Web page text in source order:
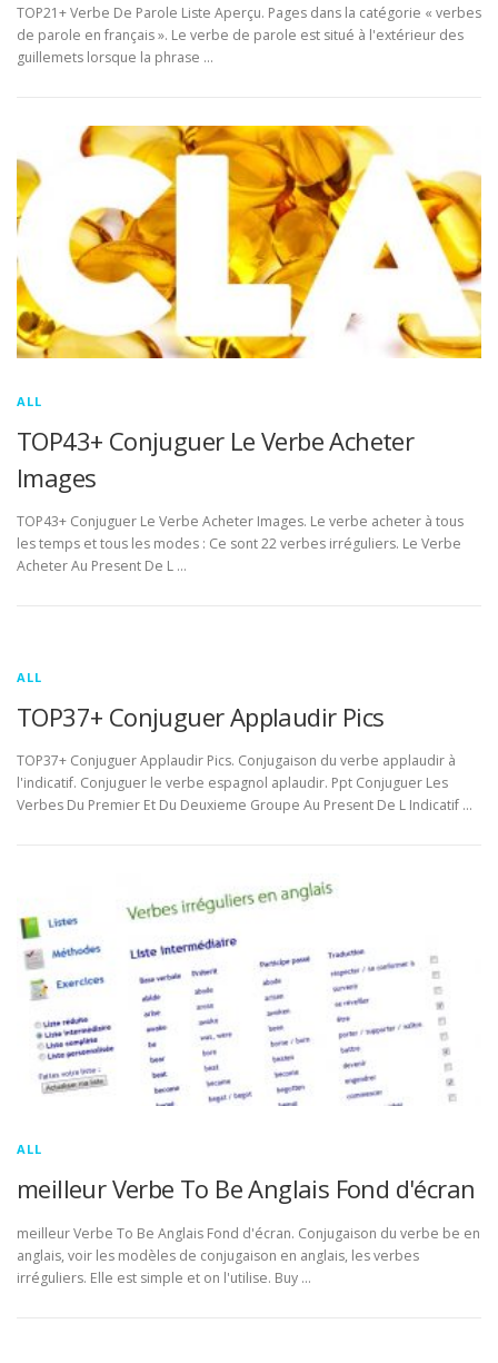
TOP21+ Verbe De Parole Liste Aperçu. Pages dans la catégorie « verbes
de parole en français ». Le verbe de parole est situé à l'extérieur des
guillemets lorsque la phrase …
ALL
TOP43+ Conjuguer Le Verbe Acheter
Images
TOP43+ Conjuguer Le Verbe Acheter Images. Le verbe acheter à tous
les temps et tous les modes : Ce sont 22 verbes irréguliers. Le Verbe
Acheter Au Present De L …
ALL
TOP37+ Conjuguer Applaudir Pics
TOP37+ Conjuguer Applaudir Pics. Conjugaison du verbe applaudir à
l'indicatif. Conjuguer le verbe espagnol aplaudir. Ppt Conjuguer Les
Verbes Du Premier Et Du Deuxieme Groupe Au Present De L Indicatif …
ALL
meilleur Verbe To Be Anglais Fond d'écran
meilleur Verbe To Be Anglais Fond d'écran. Conjugaison du verbe be en
anglais, voir les modèles de conjugaison en anglais, les verbes
irréguliers. Elle est simple et on l'utilise. Buy …